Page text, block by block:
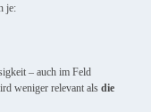
je:
– auch im Feld
weniger relevant als die